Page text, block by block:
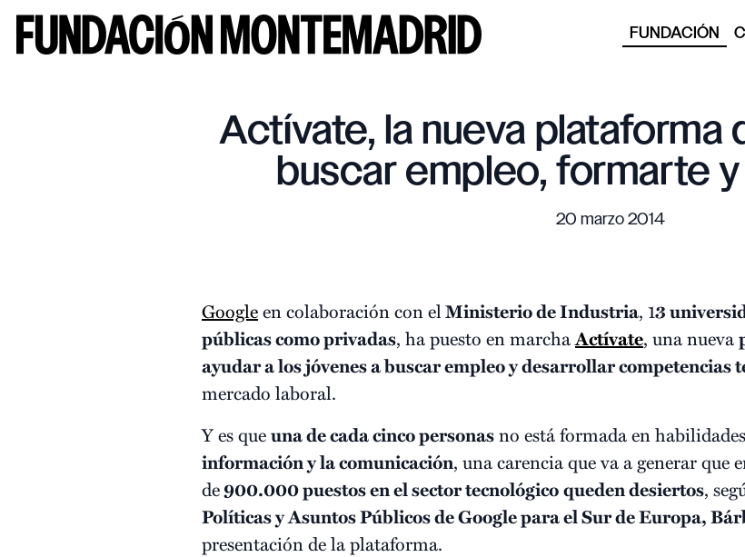
FUNDACIÓN
Actívate, la nueva plataforma
buscar empleo, formarte
20 marzo 2014
Googleen colaboración con elMinisterio de Industria, 13
públicas como privadas, ha puesto en marchaActívate, una nueva
ayudar a los jóvenes a buscar empleo y desarrollar competencias
mercado laboral.
Y es queuna de cada cinco personasno está formada en
información y la comunicación, una carencia que va a generar que
de900.000 puestos en el sector tecnológicoqueden desiertos,
Políticas y Asuntos Públicos de Google para el Sur de Europa,
presentación de la plataforma.